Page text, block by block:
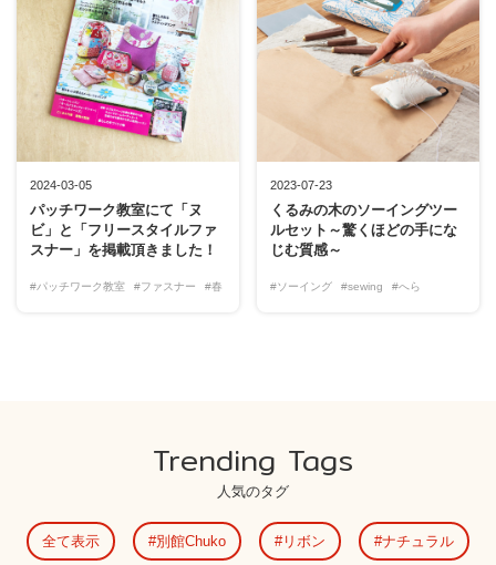
2024-03-05
パッチワーク教室にて「ヌ
ビ」と「フリースタイルファ
スナー」を掲載頂きました！
#パッチワーク教室 #ファスナー #春
2023-07-23
くるみの木のソーイングツー
ルセット～驚くほどの手にな
じむ質感～
#ソーイング #sewing #へら
Trending Tags
人気のタグ
全て表示 別館Chuko リボン ナチュラル